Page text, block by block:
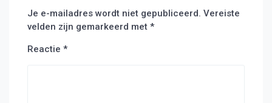
Je e-mailadres wordt niet gepubliceerd. Vereiste
velden zijn gemarkeerd met *
Reactie *